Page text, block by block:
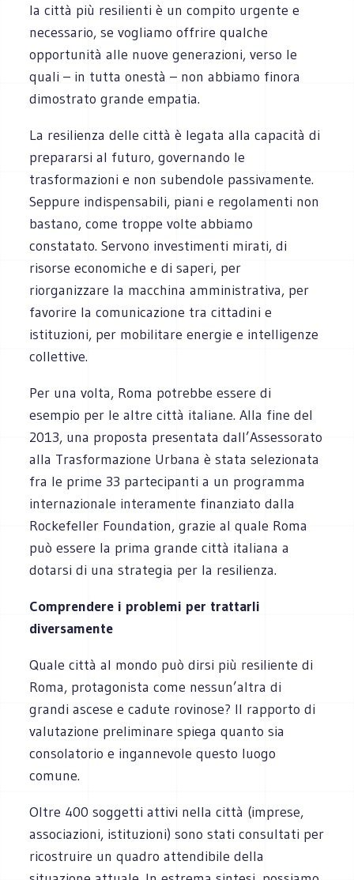
la città più resilienti è un compito urgente e
necessario, se vogliamo offrire qualche
opportunità alle nuove generazioni, verso le
quali – in tutta onestà – non abbiamo finora
dimostrato grande empatia.
La resilienza delle città è legata alla capacità di
prepararsi al futuro, governando le
trasformazioni e non subendole passivamente.
Seppure indispensabili, piani e regolamenti non
bastano, come troppe volte abbiamo
constatato. Servono investimenti mirati, di
risorse economiche e di saperi, per
riorganizzare la macchina amministrativa, per
favorire la comunicazione tra cittadini e
istituzioni, per mobilitare energie e intelligenze
collettive.
Per una volta, Roma potrebbe essere di
esempio per le altre città italiane. Alla fine del
2013, una proposta presentata dall’Assessorato
alla Trasformazione Urbana è stata selezionata
fra le prime 33 partecipanti a un programma
internazionale interamente finanziato dalla
Rockefeller Foundation, grazie al quale Roma
può essere la prima grande città italiana a
dotarsi di una strategia per la resilienza.
Comprendere i problemi per trattarli
diversamente
Quale città al mondo può dirsi più resiliente di
Roma, protagonista come nessun’altra di
grandi ascese e cadute rovinose? Il rapporto di
valutazione preliminare spiega quanto sia
consolatorio e ingannevole questo luogo
comune.
Oltre 400 soggetti attivi nella città (imprese,
associazioni, istituzioni) sono stati consultati per
ricostruire un quadro attendibile della